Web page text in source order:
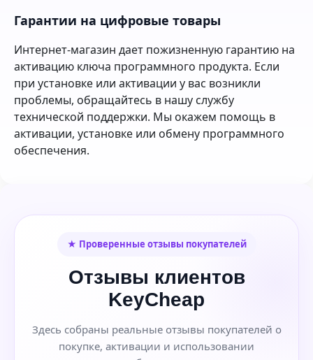
Гарантии на цифровые товары
Интернет-магазин дает пожизненную гарантию на
активацию ключа программного продукта. Если
при установке или активации у вас возникли
проблемы, обращайтесь в нашу службу
технической поддержки. Мы окажем помощь в
активации, установке или обмену программного
обеспечения.
★ Проверенные отзывы покупателей
Отзывы клиентов
KeyCheap
Здесь собраны реальные отзывы покупателей о
покупке, активации и использовании